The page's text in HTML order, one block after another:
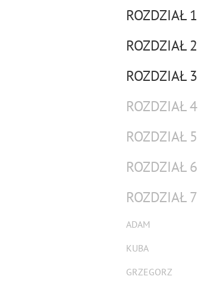
ROZDZIAŁ 1
ROZDZIAŁ 2
ROZDZIAŁ 3
ROZDZIAŁ 4
ROZDZIAŁ 5
ROZDZIAŁ 6
ROZDZIAŁ 7
ADAM
KUBA
GRZEGORZ